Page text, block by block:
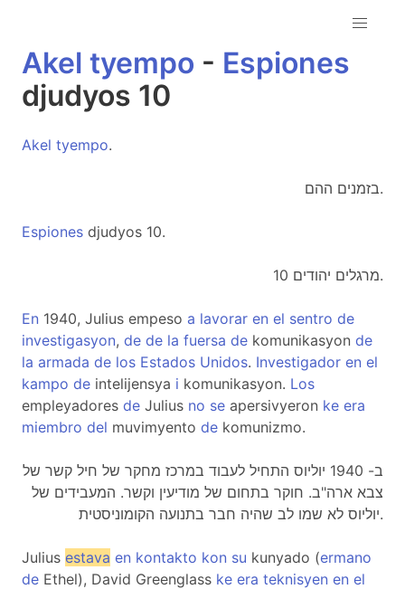
Akel tyempo - Espiones
djudyos 10
Akel tyempo.
בזמנים ההם.
Espiones djudyos 10.
מרגלים יהודים 10.
En 1940, Julius empeso a lavorar en el sentro de
investigasyon, de de la fuersa de komunikasyon de
la armada de los Estados Unidos. Investigador en el
kampo de intelijensya i komunikasyon. Los
empleyadores de Julius no se apersivyeron ke era
miembro del muvimyento de komunizmo.
ב- 1940 יוליוס התחיל לעבוד במרכז מחקר של חיל קשר של
צבא ארה"ב. חוקר בתחום של מודיעין וקשר. המעבידים של
יוליוס לא שמו לב שהיה חבר בתנועה הקומוניסטית.
Julius estava en kontakto kon su kunyado (ermano
de Ethel), David Greenglass ke era teknisyen en el